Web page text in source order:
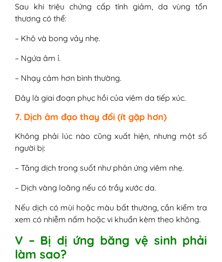
Sau khi triệu chứng cấp tính giảm, da vùng tổn
thương có thể:
– Khô và bong vảy nhẹ.
– Ngứa âm ỉ.
– Nhạy cảm hơn bình thường.
Đây là giai đoạn phục hồi của viêm da tiếp xúc.
7. Dịch âm đạo thay đổi (ít gặp hơn)
Không phải lúc nào cũng xuất hiện, nhưng một số
người bị:
– Tăng dịch trong suốt như phản ứng viêm nhẹ.
– Dịch vàng loãng nếu có trầy xước da.
Nếu dịch có mùi hoặc màu bất thường, cần kiểm tra
xem có nhiễm nấm hoặc vi khuẩn kèm theo không.
V – Bị dị ứng băng vệ sinh phải
làm sao?